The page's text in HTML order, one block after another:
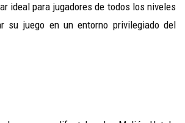
ideal para jugadores de todos los niveles
su juego en un entorno privilegiado del